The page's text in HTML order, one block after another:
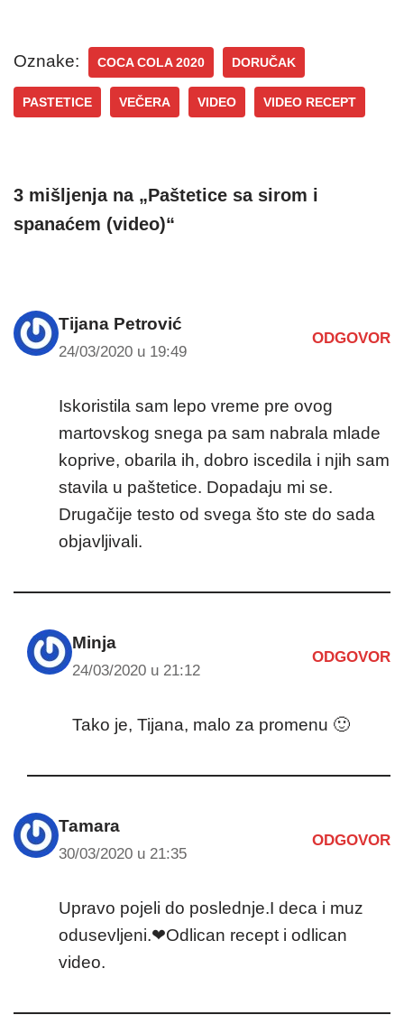
Oznake: COCA COLA 2020 DORUČAK
PASTETICE VEČERA VIDEO VIDEO RECEPT
3 mišljenja na „Paštetice sa sirom i
spanaćem (video)“
Tijana Petrović
24/03/2020 u 19:49
ODGOVOR
Iskoristila sam lepo vreme pre ovog
martovskog snega pa sam nabrala mlade
koprive, obarila ih, dobro iscedila i njih sam
stavila u paštetice. Dopadaju mi se.
Drugačije testo od svega što ste do sada
objavljivali.
Minja
24/03/2020 u 21:12
ODGOVOR
Tako je, Tijana, malo za promenu 🙂
Tamara
30/03/2020 u 21:35
ODGOVOR
Upravo pojeli do poslednje.I deca i muz
odusevljeni.❤Odlican recept i odlican
video.